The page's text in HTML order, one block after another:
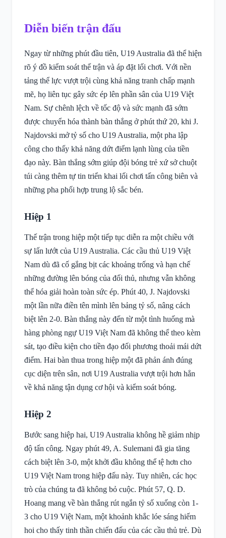
Diễn biến trận đấu
Ngay từ những phút đầu tiên, U19 Australia đã thể hiện
rõ ý đồ kiểm soát thế trận và áp đặt lối chơi. Với nền
tảng thể lực vượt trội cùng khả năng tranh chấp mạnh
mẽ, họ liên tục gây sức ép lên phần sân của U19 Việt
Nam. Sự chênh lệch về tốc độ và sức mạnh đã sớm
được chuyển hóa thành bàn thắng ở phút thứ 20, khi J.
Najdovski mở tỷ số cho U19 Australia, một pha lập
công cho thấy khả năng dứt điểm lạnh lùng của tiền
đạo này. Bàn thắng sớm giúp đội bóng trẻ xứ sở chuột
túi càng thêm tự tin triển khai lối chơi tấn công biên và
những pha phối hợp trung lộ sắc bén.
Hiệp 1
Thế trận trong hiệp một tiếp tục diễn ra một chiều với
sự lấn lướt của U19 Australia. Các cầu thủ U19 Việt
Nam dù đã cố gắng bịt các khoảng trống và hạn chế
những đường lên bóng của đối thủ, nhưng vẫn không
thể hóa giải hoàn toàn sức ép. Phút 40, J. Najdovski
một lần nữa điền tên mình lên bảng tỷ số, nâng cách
biệt lên 2-0. Bàn thắng này đến từ một tình huống mà
hàng phòng ngự U19 Việt Nam đã không thể theo kèm
sát, tạo điều kiện cho tiền đạo đối phương thoải mái dứt
điểm. Hai bàn thua trong hiệp một đã phản ánh đúng
cục diện trên sân, nơi U19 Australia vượt trội hơn hẳn
về khả năng tận dụng cơ hội và kiểm soát bóng.
Hiệp 2
Bước sang hiệp hai, U19 Australia không hề giảm nhịp
độ tấn công. Ngay phút 49, A. Sulemani đã gia tăng
cách biệt lên 3-0, một khởi đầu không thể tệ hơn cho
U19 Việt Nam trong hiệp đấu này. Tuy nhiên, các học
trò của chúng ta đã không bỏ cuộc. Phút 57, Q. D.
Hoang mang về bàn thắng rút ngắn tỷ số xuống còn 1-
3 cho U19 Việt Nam, một khoảnh khắc lóe sáng hiếm
hoi cho thấy tinh thần chiến đấu của các cầu thủ trẻ. Dù